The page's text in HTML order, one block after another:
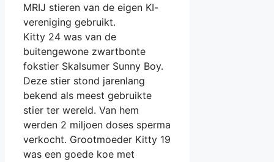
MRIJ stieren van de eigen KI-
vereniging gebruikt.
Kitty 24 was van de
buitengewone zwartbonte
fokstier Skalsumer Sunny Boy.
Deze stier stond jarenlang
bekend als meest gebruikte
stier ter wereld. Van hem
werden 2 miljoen doses sperma
verkocht. Grootmoeder Kitty 19
was een goede koe met